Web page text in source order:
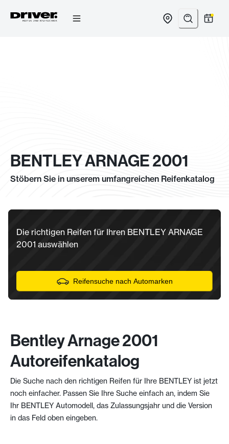
BENTLEY ARNAGE 2001
Stöbern Sie in unserem umfangreichen Reifenkatalog
Die richtigen Reifen für Ihren BENTLEY ARNAGE
2001 auswählen
Reifensuche nach Automarken
Bentley Arnage 2001
Autoreifenkatalog
Die Suche nach den richtigen Reifen für Ihre BENTLEY ist jetzt
noch einfacher. Passen Sie Ihre Suche einfach an, indem Sie
Ihr BENTLEY Automodell, das Zulassungsjahr und die Version
in das Feld oben eingeben.